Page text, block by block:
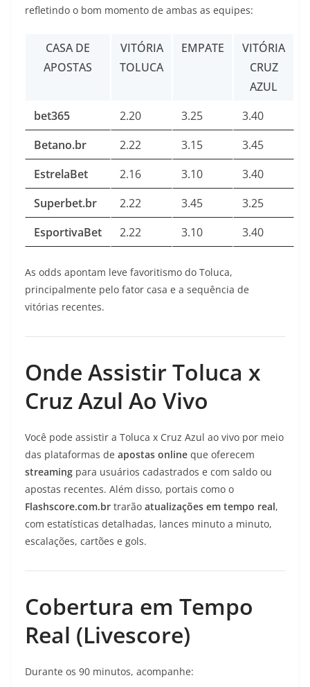
refletindo o bom momento de ambas as equipes:
CASA DE
APOSTAS
VITÓRIA
TOLUCA
EMPATE
VITÓRIA
CRUZ
AZUL
bet365
2.20 3.25
3.40
Betano.br
2.22 3.15
3.45
EstrelaBet
2.16 3.10
3.40
Superbet.br
2.22 3.45
3.25
EsportivaBet
2.22 3.10 3.40
As odds apontam leve favoritismo do Toluca,
principalmente pelo fator casa e a sequência de
vitórias recentes.
Onde Assistir Toluca x
Cruz Azul Ao Vivo
Você pode assistir a Toluca x Cruz Azul ao vivo por meio
das plataformas de apostas online que oferecem
streaming para usuários cadastrados e com saldo ou
apostas recentes. Além disso, portais como o
Flashscore.com.br trarão atualizações em tempo real,
com estatísticas detalhadas, lances minuto a minuto,
escalações, cartões e gols.
Cobertura em Tempo
Real (Livescore)
Durante os 90 minutos, acompanhe: